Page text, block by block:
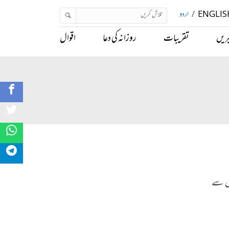
/ اردو
تقریبات روزانہ کی دعا اقوال
سے